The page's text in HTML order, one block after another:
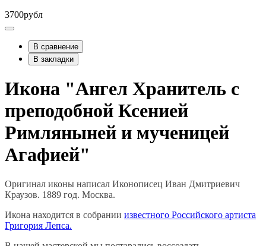
3700рубл
В сравнение
В закладки
Икона "Ангел Хранитель с
преподобной Ксенией
Римляныней и мученицей
Агафией"
Оригинал иконы написал Иконописец Иван Дмитриевич
Краузов. 1889 год. Москва.
Икона находится в собрании известного Российского артиста
Григория Лепса.